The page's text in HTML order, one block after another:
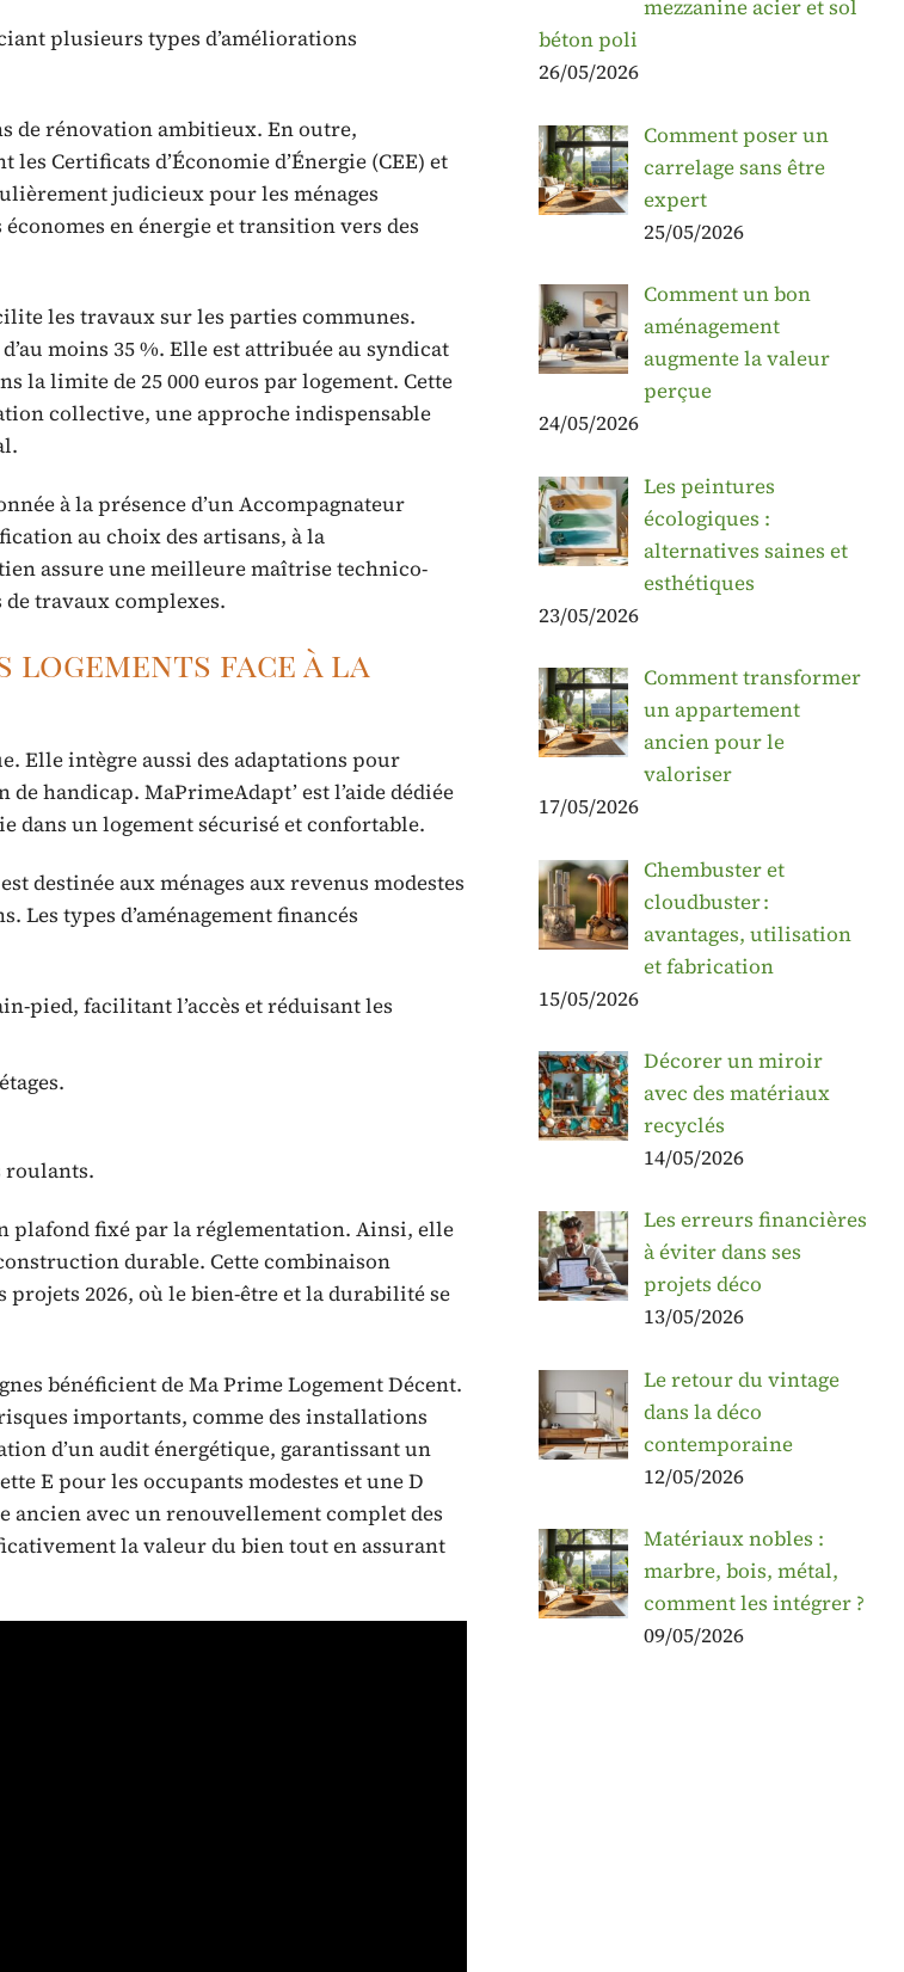
plusieurs types d’améliorations
de rénovation ambitieux. En outre,
Certificats d’Économie d’Énergie (CEE) et
judicieux pour les ménages
en énergie et transition vers des
les travaux sur les parties communes.
moins 35 %. Elle est attribuée au syndicat
la limite de 25 000 euros par logement. Cette
collective, une approche indispensable
à la présence d’un Accompagnateur
au choix des artisans, à la
assure une meilleure maîtrise technico-
travaux complexes.
logements face à la
Elle intègre aussi des adaptations pour
handicap. MaPrimeAdapt’ est l’aide dédiée
dans un logement sécurisé et confortable.
destinée aux ménages aux revenus modestes
types d’aménagement financés
pied, facilitant l’accès et réduisant les
roulants.
plafond fixé par la réglementation. Ainsi, elle
durable. Cette combinaison
projets 2026, où le bien-être et la durabilité se
bénéficient de Ma Prime Logement Décent.
importants, comme des installations
d’un audit énergétique, garantissant un
E pour les occupants modestes et une D
avec un renouvellement complet des
la valeur du bien tout en assurant
mezzanine acier et sol
béton poli
26/05/2026
Comment poser un
carrelage sans être
expert
25/05/2026
Comment un bon
aménagement
augmente la valeur
perçue
24/05/2026
Les peintures
écologiques :
alternatives saines et
esthétiques
23/05/2026
Comment transformer
un appartement
ancien pour le
valoriser
17/05/2026
Chembuster et
cloudbuster :
avantages, utilisation
et fabrication
15/05/2026
Décorer un miroir
avec des matériaux
recyclés
14/05/2026
Les erreurs financières
à éviter dans ses
projets déco
13/05/2026
Le retour du vintage
dans la déco
contemporaine
12/05/2026
Matériaux nobles :
marbre, bois, métal,
comment les intégrer ?
09/05/2026